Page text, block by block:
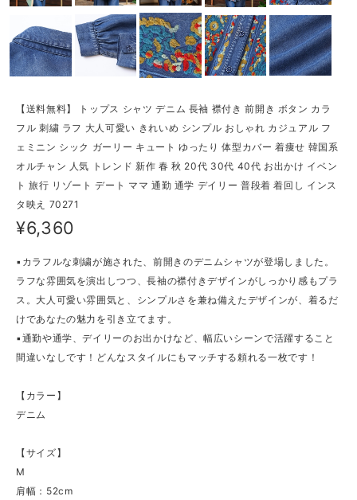
【送料無料】 トップス シャツ デニム 長袖 襟付き 前開き ボタン カラ
フル 刺繍 ラフ 大人可愛い きれいめ シンプル おしゃれ カジュアル フ
ェミニン シック ガーリー キュート ゆったり 体型カバー 着痩せ 韓国系
オルチャン 人気 トレンド 新作 春 秋 20代 30代 40代 お出かけ イベン
ト 旅行 リゾート デート ママ 通勤 通学 デイリー 普段着 着回し インス
タ映え 70271
¥6,360
▪カラフルな刺繍が施された、前開きのデニムシャツが登場しました。
ラフな雰囲気を演出しつつ、長袖の襟付きデザインがしっかり感もプラ
ス。大人可愛い雰囲気と、シンプルさを兼ね備えたデザインが、着るだ
けであなたの魅力を引き立てます。
▪通勤や通学、デイリーのお出かけなど、幅広いシーンで活躍すること
間違いなしです！どんなスタイルにもマッチする頼れる一枚です！
【カラー】
デニム
【サイズ】
M
肩幅：52cm